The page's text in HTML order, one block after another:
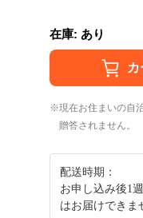
在庫: あり
現在お住まいの自
贈答されません。
配送時期：
お申し込み後1
はお届けできま